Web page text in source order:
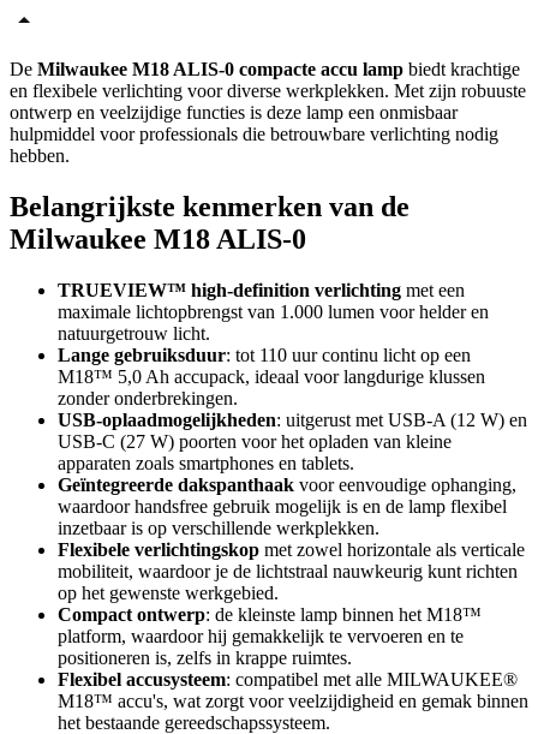
De Milwaukee M18 ALIS-0 compacte accu lamp biedt krachtige
en flexibele verlichting voor diverse werkplekken. Met zijn robuuste
ontwerp en veelzijdige functies is deze lamp een onmisbaar
hulpmiddel voor professionals die betrouwbare verlichting nodig
hebben.
Belangrijkste kenmerken van de
Milwaukee M18 ALIS-0
TRUEVIEW™ high-definition verlichting met een
maximale lichtopbrengst van 1.000 lumen voor helder en
natuurgetrouw licht.
Lange gebruiksduur: tot 110 uur continu licht op een
M18™ 5,0 Ah accupack, ideaal voor langdurige klussen
zonder onderbrekingen.
USB-oplaadmogelijkheden: uitgerust met USB-A (12 W) en
USB-C (27 W) poorten voor het opladen van kleine
apparaten zoals smartphones en tablets.
Geïntegreerde dakspanthaak voor eenvoudige ophanging,
waardoor handsfree gebruik mogelijk is en de lamp flexibel
inzetbaar is op verschillende werkplekken.
Flexibele verlichtingskop met zowel horizontale als verticale
mobiliteit, waardoor je de lichtstraal nauwkeurig kunt richten
op het gewenste werkgebied.
Compact ontwerp: de kleinste lamp binnen het M18™
platform, waardoor hij gemakkelijk te vervoeren en te
positioneren is, zelfs in krappe ruimtes.
Flexibel accusysteem: compatibel met alle MILWAUKEE®
M18™ accu's, wat zorgt voor veelzijdigheid en gemak binnen
het bestaande gereedschapssysteem.